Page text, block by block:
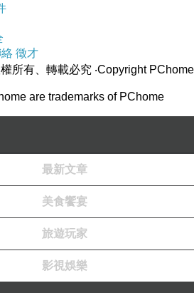
徵才
權所有、轉載必究 ‧Copyright PChome
are trademarks of PChome
最新文章
美食饗宴
旅遊玩家
影視娛樂